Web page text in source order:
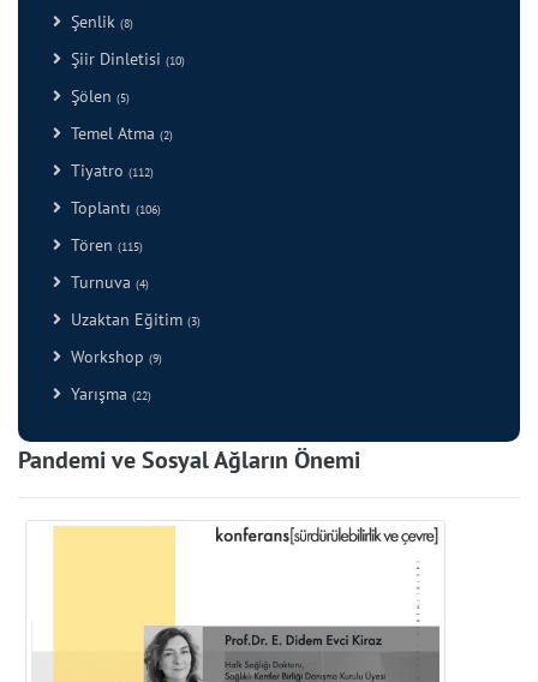
Şenlik (8)
Şiir Dinletisi (10)
Şölen (5)
Temel Atma (2)
Tiyatro (112)
Toplantı (106)
Tören (115)
Turnuva (4)
Uzaktan Eğitim (3)
Workshop (9)
Yarışma (22)
Pandemi ve Sosyal Ağların Önemi